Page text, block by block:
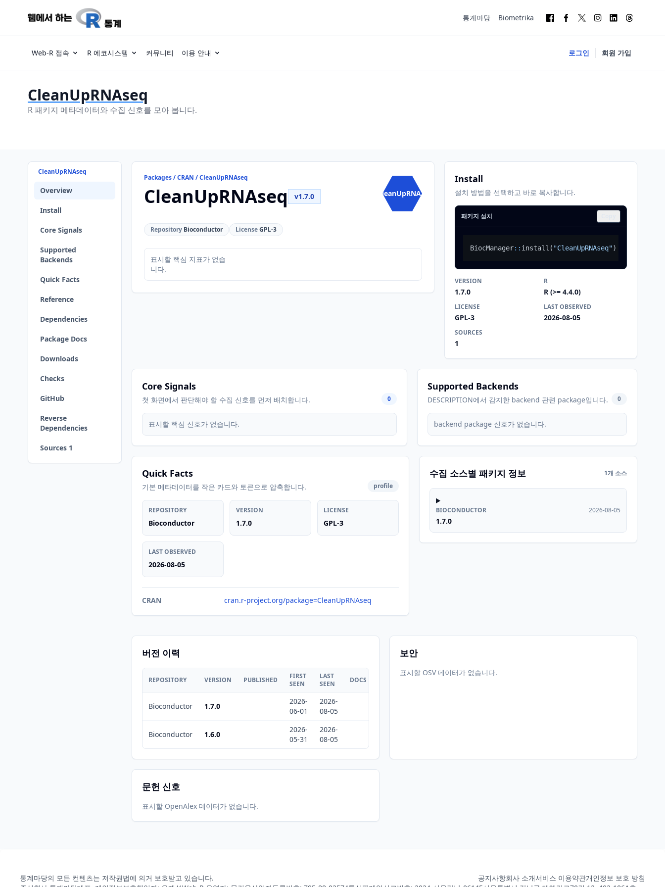
통계마당 Biometrika
Web-R 접속 R 에코시스템 커뮤니티 이용 안내 로그인 회원 가입
CleanUpRNAseq
R 패키지 메타데이터와 수집 신호를 모아 봅니다.
CleanUpRNAseq
Overview
Install
Core Signals
Supported
Backends
Quick Facts
Reference
Dependencies
Package Docs
Downloads
Checks
GitHub
Reverse
Dependencies
Sources 1
Packages / CRAN / CleanUpRNAseq
CleanUpRNAseq v1.7.0 CleanUpRNA...
Repository Bioconductor LicenseGPL-3
표시할 핵심 지표가 없습
니다.
Install
설치 방법을 선택하고 바로 복사합니다.
패키지 설치
BiocManager:: install ( "CleanUpRNAseq")
VERSION
1.7.0
R
R (>= 4.4.0)
LICENSE
GPL-3
LAST OBSERVED
2026-08-05
SOURCES
1
Core Signals
첫 화면에서 판단해야 할 수집 신호를 먼저 배치합니다. 0
표시할 핵심 신호가 없습니다.
Supported Backends
DESCRIPTION에서 감지한 backend 관련 package입니다. 0
backend package 신호가 없습니다.
Quick Facts
기본 메타데이터를 작은 카드와 토큰으로 압축합니다. profile
REPOSITORY
Bioconductor
VERSION
1.7.0
LICENSE
GPL-3
LAST OBSERVED
2026-08-05
CRAN cran.r-project.org/package=CleanUpRNAseq
수집 소스별 패키지 정보 1개 소스
BIOCONDUCTOR
1.7.0
2026-08-05
버전 이력
REPOSITORY VERSION PUBLISHED
FIRST
SEEN
LAST
SEEN
DOCS
Bioconductor 1.7.0
2026-
06-01
2026-
08-05
Bioconductor 1.6.0
2026-
05-31
2026-
08-05
보안
표시할 OSV 데이터가 없습니다.
문헌 신호
표시할 OpenAlex 데이터가 없습니다.
통계마당의 모든 컨텐츠는 저작권법에 의거 보호받고 있습니다. 공지사항회사 소개서비스 이용약관개인정보 보호 방침